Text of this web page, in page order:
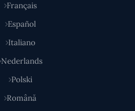
Français
Español
Italiano
Nederlands
Polski
Română